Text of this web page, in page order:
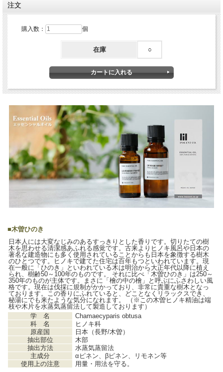
注文
購入数： 個
在庫 ○
■木曽ひのき
日本人には大変なじみのあるすっきりとした香りです。切りたての樹
木を思わせる清潔感あふれる感覚です。古来よりヒノキ風呂や日本の
著名な建造物にも多く使用されていることからも日本を象徴する樹木
のひとつです。ヒノキで建てた住宅は百年もつといわれています。現
在一般に「ひのき」といわれている木は明治から大正年代以降に植え
られ、樹齢50～100年のものです。 それに比べ「木曽ひのき」は250～
350年のものが主体です。まさに「檜の中の檜」と呼ぶにふさわしい風
格です。現在は伐採に規制がかかっており、非常に貴重な樹木となっ
ております。この香りにふれていると、どことなくリラックスでき、
秘湯にでも来たような気分になれます。 （※この木曽ヒノキ精油は端
枝や木片を水蒸気蒸留法して製造しております）
学 名
Chamaecyparis obtusa
科 名
ヒノキ科
原産国
日本（長野/木曽）
抽出部位
木部
抽出方法
水蒸気蒸留法
主成分
αピネン、βピネン、リモネン等
使用上の注意
用量・用法を守る。